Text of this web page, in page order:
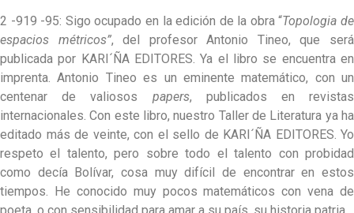
2 -919 -95: Sigo ocupado en la edición de la obra “Topologia de
espacios métricos”, del profesor Antonio Tineo, que será
publicada por KARI´ÑA EDITORES. Ya el libro se encuentra en
imprenta. Antonio Tineo es un eminente matemático, con un
centenar de valiosos papers, publicados en revistas
internacionales. Con este libro, nuestro Taller de Literatura ya ha
editado más de veinte, con el sello de KARI´ÑA EDITORES. Yo
respeto el talento, pero sobre todo el talento con probidad
como decía Bolívar, cosa muy difícil de encontrar en estos
tiempos. He conocido muy pocos matemáticos con vena de